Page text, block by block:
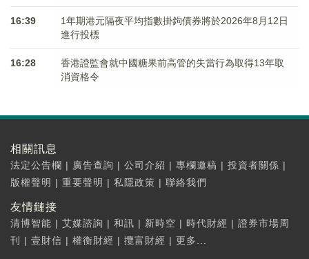
16:39
1年期港元隔夜平均指數掛鉤債券將於2026年8月12日
進行投標
16:28
香港證監會就中國糖果前高管的失當行為取得13年取
消資格令
相關訊息
法定公告欄 | 廣告查詢 | 公司介紹 | 專欄邀稿 | 投資者關係 |
版權聲明 | 重要聲明 | 私隱政策 | 聯絡我們
友情鏈接
清博智能 | 艾媒諮詢 | 和訊 | 新時空 | 時代財經 | 證券市場周
刊
| 壹財信 | 權衡財經 | 攬富財經 | 更多...